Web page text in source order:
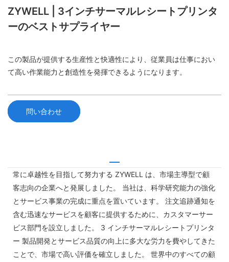
ZYWELL | 3インチサーマルレシートプリンタ
ーのベストサプライヤー
この製品が提供する生産性と快適性により、従業員は仕事におい
て高い作業能力と創造性を発揮できるようになります。
問い合わせ
常に卓越性を目指して努力する ZYWELL は、市場主導型で顧
客志向の企業へと発展しました。 当社は、科学研究能力の強化
とサービス事業の完成に重点を置いています。 注文追跡通知を
含む迅速なサービスを顧客に提供するために、カスタマーサー
ビス部門を設立しました。 3 インチサーマルレシートプリンタ
ー 製品開発とサービス品質の向上に多大な労力を費やしてきた
ことで、市場で高い評価を確立しました。 世界中のすべての顧